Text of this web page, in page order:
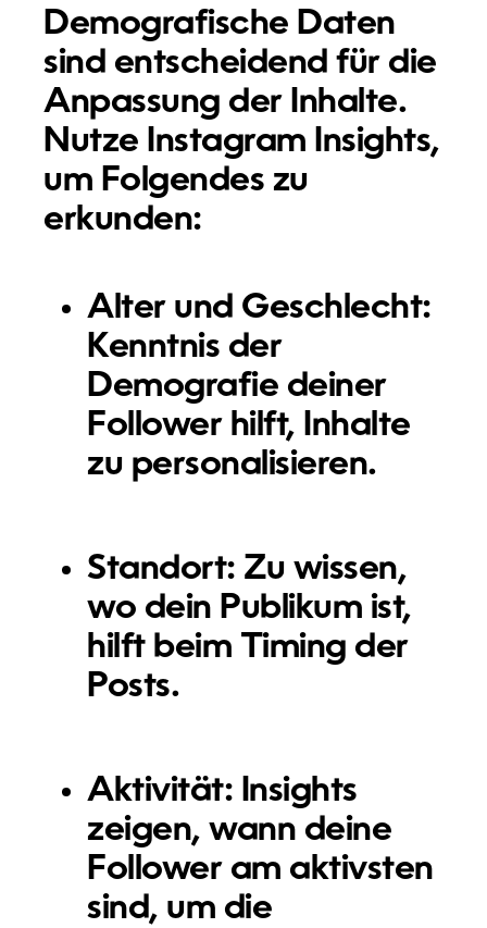
Demografische Daten
sind entscheidend für die
Anpassung der Inhalte.
Nutze Instagram Insights,
um Folgendes zu
erkunden:
Alter und Geschlecht:
Kenntnis der
Demografie deiner
Follower hilft, Inhalte
zu personalisieren.
Standort: Zu wissen,
wo dein Publikum ist,
hilft beim Timing der
Posts.
Aktivität: Insights
zeigen, wann deine
Follower am aktivsten
sind, um die